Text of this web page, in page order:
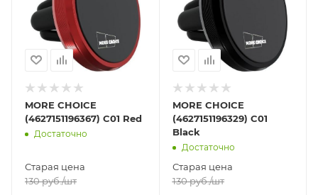
самовывоза
Нет
MORE CHOICE
(4627151196367) C01 Red
Достаточно
Старая цена
130руб./шт
самовывоза
Нет
MORE CHOICE
(4627151196329) C01
Black
Достаточно
Старая цена
130руб./шт